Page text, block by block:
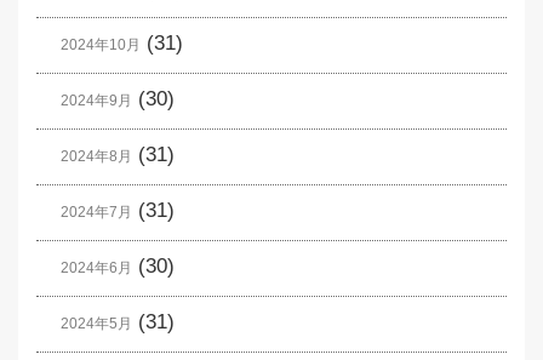
2024年10月 (31)
2024年9月 (30)
2024年8月 (31)
2024年7月 (31)
2024年6月 (30)
2024年5月 (31)